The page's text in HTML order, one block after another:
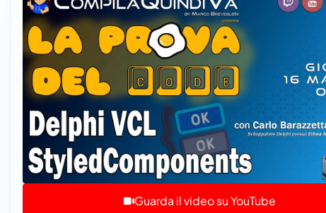
Guarda il video su YouTube